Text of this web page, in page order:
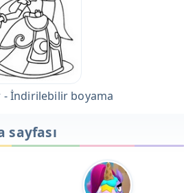
- İndirilebilir boyama
sayfası